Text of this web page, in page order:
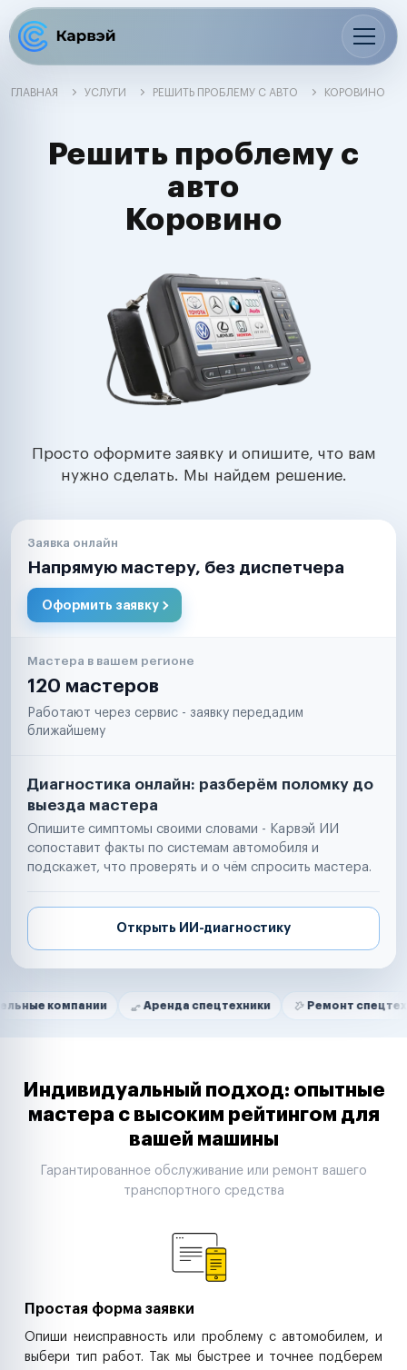
ГЛАВНАЯ УСЛУГИ РЕШИТЬ ПРОБЛЕМУ С АВТО КОРОВИНО
Решить проблему с
авто
Коровино
Просто оформите заявку и опишите, что вам
нужно сделать. Мы найдем решение.
Заявка онлайн
Напрямую мастеру, без диспетчера
Оформить заявку
Мастера в вашем регионе
120 мастеров
Работают через сервис - заявку передадим
ближайшему
Диагностика онлайн: разберём поломку до
выезда мастера
Опишите симптомы своими словами - Карвэй ИИ
сопоставит факты по системам автомобиля и
подскажет, что проверять и о чём спросить мастера.
Открыть ИИ-диагностику
Нам доверяют
Аренда спецтехники Ремонт спецтехники
Маркетплейсы
Таксопарки
Автодилеры
Строительные компании
Аренда спецтехники
Индивидуальный подход: опытные
мастера с высоким рейтингом для
вашей машины
Гарантированное обслуживание или ремонт вашего
транспортного средства
Простая форма заявки
Опиши неисправность или проблему с автомобилем, и
выбери тип работ. Так мы быстрее и точнее подберем